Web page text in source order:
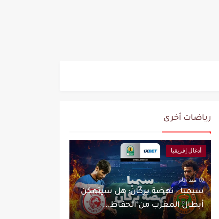
رياضات أخرى
أدغال إفريقيا
منذ عام
سيمبا - نهضة بركان: هل سيتمكن
أبطال المغرب من الحفاظ...